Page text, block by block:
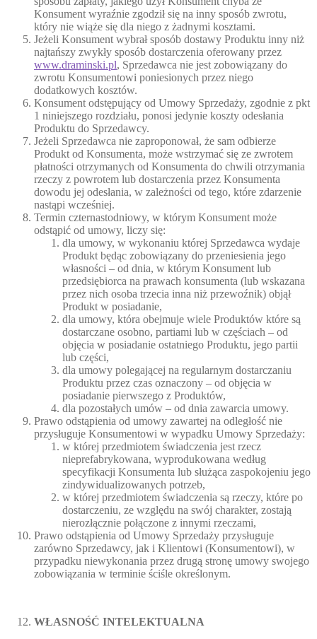
Konsument wyraźnie zgodził się na inny sposób zwrotu,
który nie wiąże się dla niego z żadnymi kosztami.
Jeżeli Konsument wybrał sposób dostawy Produktu inny niż
najtańszy zwykły sposób dostarczenia oferowany przez
www.draminski.pl, Sprzedawca nie jest zobowiązany do
zwrotu Konsumentowi poniesionych przez niego
dodatkowych kosztów.
Konsument odstępujący od Umowy Sprzedaży, zgodnie z pkt
1 niniejszego rozdziału, ponosi jedynie koszty odesłania
Produktu do Sprzedawcy.
Jeżeli Sprzedawca nie zaproponował, że sam odbierze
Produkt od Konsumenta, może wstrzymać się ze zwrotem
płatności otrzymanych od Konsumenta do chwili otrzymania
rzeczy z powrotem lub dostarczenia przez Konsumenta
dowodu jej odesłania, w zależności od tego, które zdarzenie
nastąpi wcześniej.
Termin czternastodniowy, w którym Konsument może
odstąpić od umowy, liczy się:
dla umowy, w wykonaniu której Sprzedawca wydaje
Produkt będąc zobowiązany do przeniesienia jego
własności – od dnia, w którym Konsument lub
przedsiębiorca na prawach konsumenta (lub wskazana
przez nich osoba trzecia inna niż przewoźnik) objął
Produkt w posiadanie,
dla umowy, która obejmuje wiele Produktów które są
dostarczane osobno, partiami lub w częściach – od
objęcia w posiadanie ostatniego Produktu, jego partii
lub części,
dla umowy polegającej na regularnym dostarczaniu
Produktu przez czas oznaczony – od objęcia w
posiadanie pierwszego z Produktów,
dla pozostałych umów – od dnia zawarcia umowy.
Prawo odstąpienia od umowy zawartej na odległość nie
przysługuje Konsumentowi w wypadku Umowy Sprzedaży:
w której przedmiotem świadczenia jest rzecz
nieprefabrykowana, wyprodukowana według
specyfikacji Konsumenta lub służąca zaspokojeniu jego
zindywidualizowanych potrzeb,
w której przedmiotem świadczenia są rzeczy, które po
dostarczeniu, ze względu na swój charakter, zostają
nierozłącznie połączone z innymi rzeczami,
Prawo odstąpienia od Umowy Sprzedaży przysługuje
zarówno Sprzedawcy, jak i Klientowi (Konsumentowi), w
przypadku niewykonania przez drugą stronę umowy swojego
zobowiązania w terminie ściśle określonym.
WŁASNOŚĆ INTELEKTUALNA